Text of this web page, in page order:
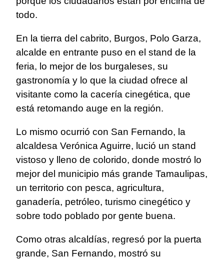
todo.
En la tierra del cabrito, Burgos, Polo Garza,
alcalde en entrante puso en el stand de la
feria, lo mejor de los burgaleses, su
gastronomía y lo que la ciudad ofrece al
visitante como la cacería cinegética, que
está retomando auge en la región.
Lo mismo ocurrió con San Fernando, la
alcaldesa Verónica Aguirre, lució un stand
vistoso y lleno de colorido, donde mostró lo
mejor del municipio más grande Tamaulipas,
un territorio con pesca, agricultura,
ganadería, petróleo, turismo cinegético y
sobre todo poblado por gente buena.
Como otras alcaldías, regresó por la puerta
grande, San Fernando, mostró su